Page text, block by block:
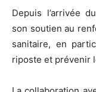
Depuis l’arrivée
son soutien au
sanitaire, en
riposte et prévenir